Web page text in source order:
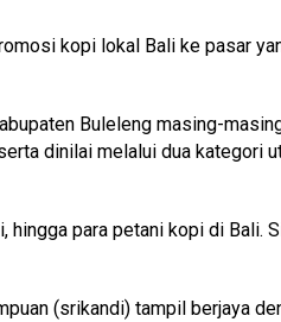
kopi lokal Bali ke pasar
Buleleng masing-
dinilai melalui dua kategori
para petani kopi di Bali.
(srikandi) tampil berjaya